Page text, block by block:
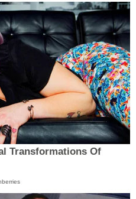
Transformations Of